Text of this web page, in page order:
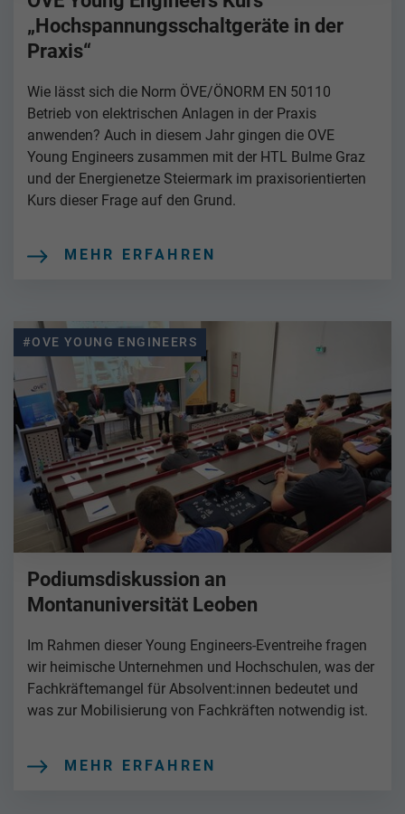
„Hochspannungsschaltgeräte in der
Praxis“
Wie lässt sich die Norm ÖVE/ÖNORM EN 50110
Betrieb von elektrischen Anlagen in der Praxis
anwenden? Auch in diesem Jahr gingen die OVE
Young Engineers zusammen mit der HTL Bulme Graz
und der Energienetze Steiermark im praxisorientierten
Kurs dieser Frage auf den Grund.
MEHR ERFAHREN
#OVE YOUNG ENGINEERS
Podiumsdiskussion an
Montanuniversität Leoben
Im Rahmen dieser Young Engineers-Eventreihe fragen
wir heimische Unternehmen und Hochschulen, was der
Fachkräftemangel für Absolvent:innen bedeutet und
was zur Mobilisierung von Fachkräften notwendig ist.
MEHR ERFAHREN